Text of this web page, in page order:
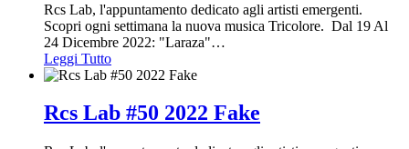
Rcs Lab, l'appuntamento dedicato agli artisti emergenti.
Scopri ogni settimana la nuova musica Tricolore. Dal 19 Al
24 Dicembre 2022: "Laraza"…
Leggi Tutto
Rcs Lab #50 2022 Fake